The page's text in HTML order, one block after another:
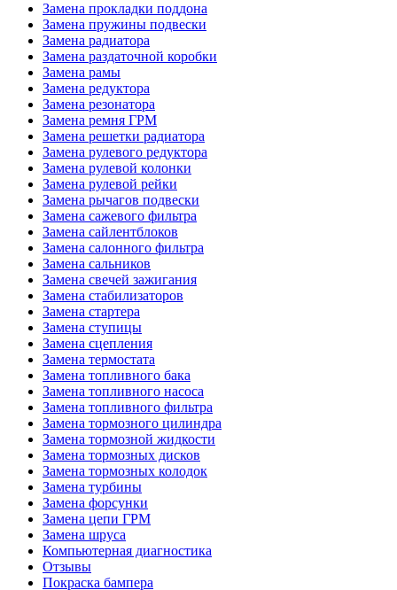
Замена прокладки поддона
Замена пружины подвески
Замена радиатора
Замена раздаточной коробки
Замена рамы
Замена редуктора
Замена резонатора
Замена ремня ГРМ
Замена решетки радиатора
Замена рулевого редуктора
Замена рулевой колонки
Замена рулевой рейки
Замена рычагов подвески
Замена сажевого фильтра
Замена сайлентблоков
Замена салонного фильтра
Замена сальников
Замена свечей зажигания
Замена стабилизаторов
Замена стартера
Замена ступицы
Замена сцепления
Замена термостата
Замена топливного бака
Замена топливного насоса
Замена топливного фильтра
Замена тормозного цилиндра
Замена тормозной жидкости
Замена тормозных дисков
Замена тормозных колодок
Замена турбины
Замена форсунки
Замена цепи ГРМ
Замена шруса
Компьютерная диагностика
Отзывы
Покраска бампера